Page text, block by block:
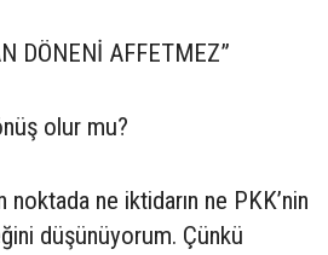
DÖNENİ AFFETMEZ”
olur mu?
noktada ne iktidarın ne PKK’nin
düşünüyorum. Çünkü